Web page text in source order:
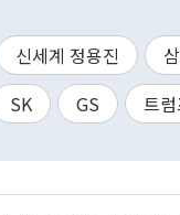
신세계 정용진
SK GS 트